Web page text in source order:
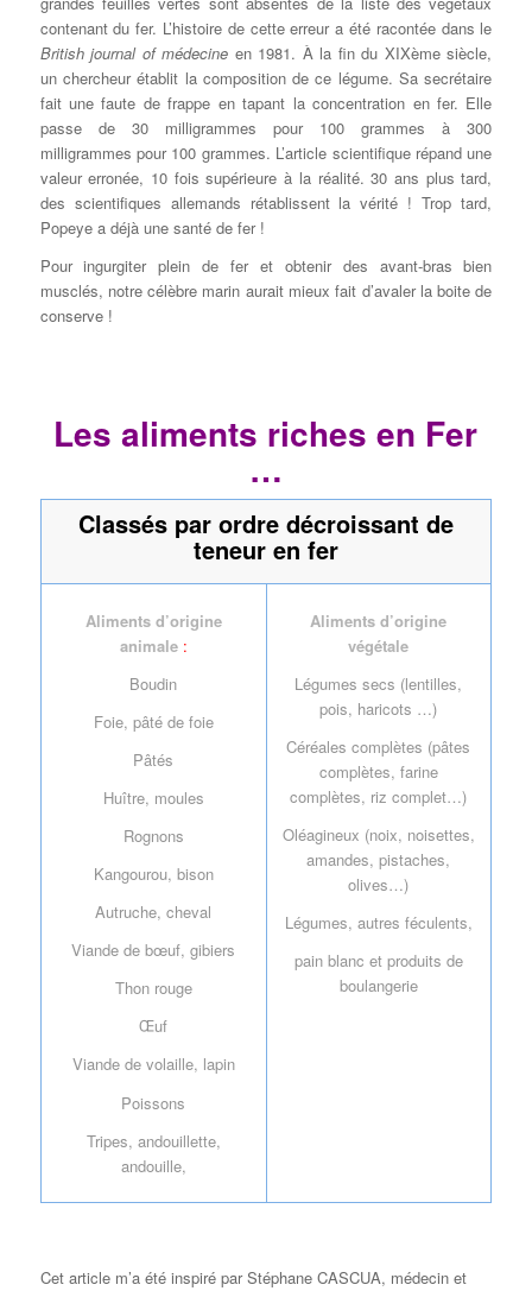
contenant du fer. L’histoire de cette erreur a été racontée dans le
British journal of médecine en 1981. À la fin du XIXème siècle,
un chercheur établit la composition de ce légume. Sa secrétaire
fait une faute de frappe en tapant la concentration en fer. Elle
passe de 30 milligrammes pour 100 grammes à 300
milligrammes pour 100 grammes. L’article scientifique répand une
valeur erronée, 10 fois supérieure à la réalité. 30 ans plus tard,
des scientifiques allemands rétablissent la vérité ! Trop tard,
Popeye a déjà une santé de fer !
Pour ingurgiter plein de fer et obtenir des avant-bras bien
musclés, notre célèbre marin aurait mieux fait d’avaler la boite de
conserve !
Les aliments riches en Fer
…
Classés par ordre décroissant de
teneur en fer
Aliments d’origine
animale:
Boudin
Foie, pâté de foie
Pâtés
Huître, moules
Rognons
Kangourou, bison
Autruche, cheval
Viande de bœuf, gibiers
Thon rouge
Œuf
Viande de volaille, lapin
Poissons
Tripes, andouillette,
andouille,
Aliments d’origine
végétale
Légumes secs (lentilles,
pois, haricots …)
Céréales complètes (pâtes
complètes, farine
complètes, riz complet…)
Oléagineux (noix, noisettes,
amandes, pistaches,
olives…)
Légumes, autres féculents,
pain blanc et produits de
boulangerie
Cet article m’a été inspiré par Stéphane CASCUA, médecin et